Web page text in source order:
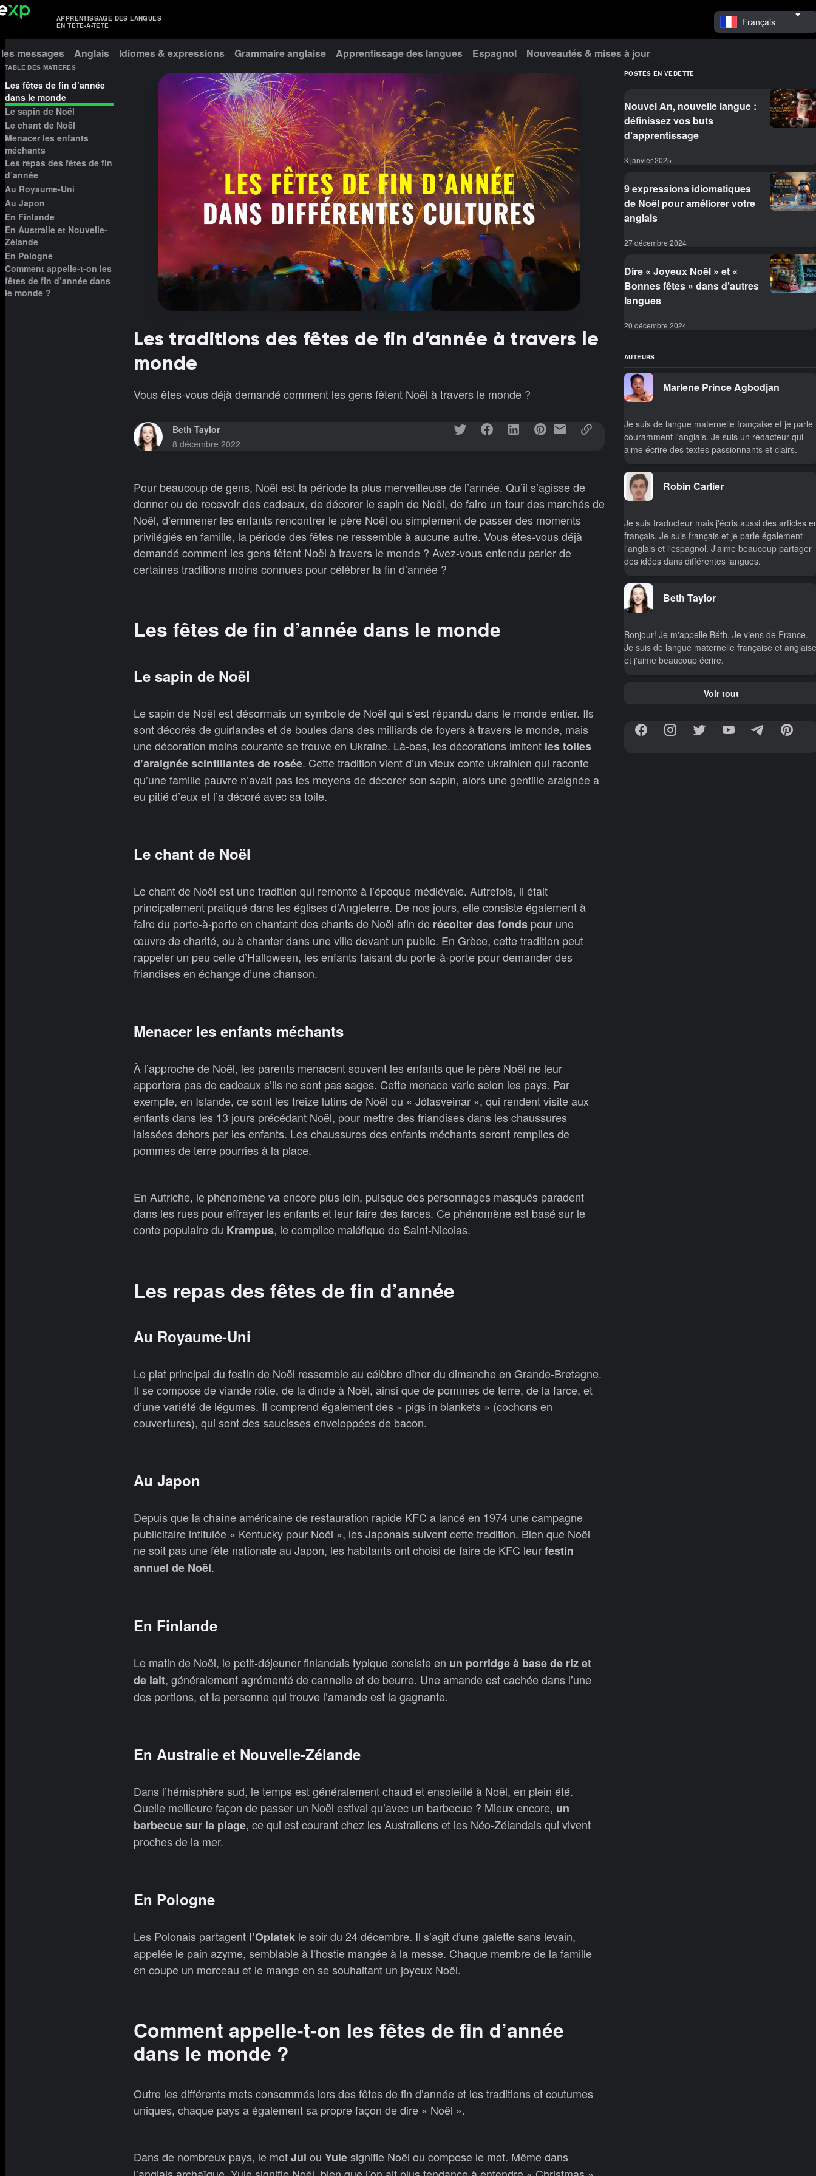
APPRENTISSAGE DES LANGUES
EN TÊTE-À-TÊTE
Français
messages Anglais Idiomes & expressions Grammaire anglaise Apprentissage des langues Espagnol Nouveautés & mises à jour
Les traditions des fêtes de fin d’année à travers le
monde
Vous êtes-vous déjà demandé comment les gens fêtent Noël à travers le monde ?
Beth Taylor
8 décembre 2022
TABLE DES MATIÈRES
Les fêtes de fin d’année
dans le monde
Le sapin de Noël
Le chant de Noël
Menacer les enfants
méchants
Les repas des fêtes de fin
d’année
Au Royaume-Uni
Au Japon
En Finlande
En Australie et Nouvelle-
Zélande
En Pologne
Comment appelle-t-on les
fêtes de fin d’année dans
le monde ?
Pour beaucoup de gens, Noël est la période la plus merveilleuse de l’année. Qu’il s’agisse de
donner ou de recevoir des cadeaux, de décorer le sapin de Noël, de faire un tour des marchés de
Noël, d’emmener les enfants rencontrer le père Noël ou simplement de passer des moments
privilégiés en famille, la période des fêtes ne ressemble à aucune autre. Vous êtes-vous déjà
demandé comment les gens fêtent Noël à travers le monde ? Avez-vous entendu parler de
certaines traditions moins connues pour célébrer la fin d’année ?
Les fêtes de fin d’année dans le monde
Le sapin de Noël
Le sapin de Noël est désormais un symbole de Noël qui s’est répandu dans le monde entier. Ils
sont décorés de guirlandes et de boules dans des milliards de foyers à travers le monde, mais
une décoration moins courante se trouve en Ukraine. Là-bas, les décorations imitent les toiles
d’araignée scintillantes de rosée. Cette tradition vient d’un vieux conte ukrainien qui raconte
qu’une famille pauvre n’avait pas les moyens de décorer son sapin, alors une gentille araignée a
eu pitié d’eux et l’a décoré avec sa toile.
Le chant de Noël
Le chant de Noël est une tradition qui remonte à l’époque médiévale. Autrefois, il était
principalement pratiqué dans les églises d’Angleterre. De nos jours, elle consiste également à
faire du porte-à-porte en chantant des chants de Noël afin de récolter des fonds pour une
œuvre de charité, ou à chanter dans une ville devant un public. En Grèce, cette tradition peut
rappeler un peu celle d’Halloween, les enfants faisant du porte-à-porte pour demander des
friandises en échange d’une chanson.
Menacer les enfants méchants
À l’approche de Noël, les parents menacent souvent les enfants que le père Noël ne leur
apportera pas de cadeaux s’ils ne sont pas sages. Cette menace varie selon les pays. Par
exemple, en Islande, ce sont les treize lutins de Noël ou « Jólasveinar », qui rendent visite aux
enfants dans les 13 jours précédant Noël, pour mettre des friandises dans les chaussures
laissées dehors par les enfants. Les chaussures des enfants méchants seront remplies de
pommes de terre pourries à la place.
En Autriche, le phénomène va encore plus loin, puisque des personnages masqués paradent
dans les rues pour effrayer les enfants et leur faire des farces. Ce phénomène est basé sur le
conte populaire du Krampus, le complice maléfique de Saint-Nicolas.
Les repas des fêtes de fin d’année
Au Royaume-Uni
Le plat principal du festin de Noël ressemble au célèbre dîner du dimanche en Grande-Bretagne.
Il se compose de viande rôtie, de la dinde à Noël, ainsi que de pommes de terre, de la farce, et
d’une variété de légumes. Il comprend également des « pigs in blankets » (cochons en
couvertures), qui sont des saucisses enveloppées de bacon.
Au Japon
Depuis que la chaîne américaine de restauration rapide KFC a lancé en 1974 une campagne
publicitaire intitulée « Kentucky pour Noël », les Japonais suivent cette tradition. Bien que Noël
ne soit pas une fête nationale au Japon, les habitants ont choisi de faire de KFC leurfestin
annuel de Noël.
En Finlande
Le matin de Noël, le petit-déjeuner finlandais typique consiste en un porridge à base de riz et
de lait, généralement agrémenté de cannelle et de beurre. Une amande est cachée dans l’une
des portions, et la personne qui trouve l’amande est la gagnante.
En Australie et Nouvelle-Zélande
Dans l’hémisphère sud, le temps est généralement chaud et ensoleillé à Noël, en plein été.
Quelle meilleure façon de passer un Noël estival qu’avec un barbecue ? Mieux encore, un
barbecue sur la plage, ce qui est courant chez les Australiens et les Néo-Zélandais qui vivent
proches de la mer.
En Pologne
Les Polonais partagent l’Oplatek le soir du 24 décembre. Il s’agit d’une galette sans levain,
appelée le pain azyme, semblable à l’hostie mangée à la messe. Chaque membre de la famille
en coupe un morceau et le mange en se souhaitant un joyeux Noël.
Comment appelle-t-on les fêtes de fin d’année
dans le monde ?
Outre les différents mets consommés lors des fêtes de fin d’année et les traditions et coutumes
uniques, chaque pays a également sa propre façon de dire « Noël ».
Dans de nombreux pays, le motJul ou Yulesignifie Noël ou compose le mot. Même dans
POSTES EN VEDETTE
Nouvel An, nouvelle langue :
définissez vos buts
d’apprentissage
3 janvier 2025
9 expressions idiomatiques
de Noël pour améliorer votre
anglais
27 décembre 2024
Dire « Joyeux Noël » et «
Bonnes fêtes » dans d’autres
langues
20 décembre 2024
AUTEURS
Marlene Prince Agbodjan
Je suis de langue maternelle française et je parle
couramment l'anglais. Je suis un rédacteur qui
aime écrire des textes passionnants et clairs.
Robin Carlier
Je suis traducteur mais j'écris aussi des articles
français. Je suis français et je parle également
l'anglais et l'espagnol. J'aime beaucoup partager
des idées dans différentes langues.
Beth Taylor
Bonjour! Je m'appelle Béth. Je viens de France.
Je suis de langue maternelle française et anglaise
et j'aime beaucoup écrire.
Voir tout